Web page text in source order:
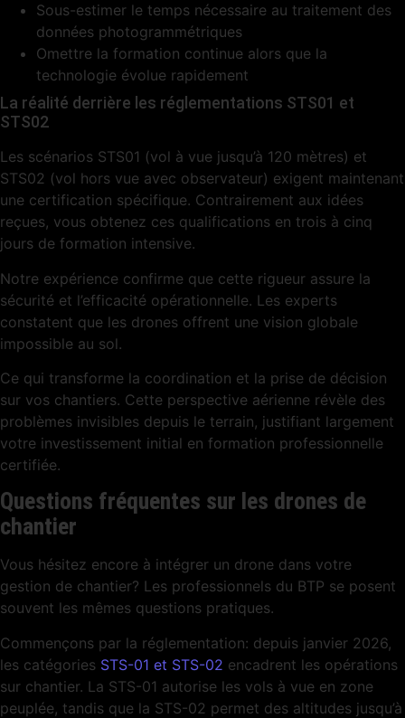
Sous-estimer le temps nécessaire au traitement des
données photogrammétriques
Omettre la formation continue alors que la
technologie évolue rapidement
La réalité derrière les réglementations STS01 et
STS02
Les scénarios STS01 (vol à vue jusqu’à 120 mètres) et
STS02 (vol hors vue avec observateur) exigent maintenant
une certification spécifique. Contrairement aux idées
reçues, vous obtenez ces qualifications en trois à cinq
jours de formation intensive.
Notre expérience confirme que cette rigueur assure la
sécurité et l’efficacité opérationnelle. Les experts
constatent que les drones offrent une vision globale
impossible au sol.
Ce qui transforme la coordination et la prise de décision
sur vos chantiers. Cette perspective aérienne révèle des
problèmes invisibles depuis le terrain, justifiant largement
votre investissement initial en formation professionnelle
certifiée.
Questions fréquentes sur les drones de
chantier
Vous hésitez encore à intégrer un drone dans votre
gestion de chantier? Les professionnels du BTP se posent
souvent les mêmes questions pratiques.
Commençons par la réglementation: depuis janvier 2026,
les catégories STS-01 et STS-02 encadrent les opérations
sur chantier. La STS-01 autorise les vols à vue en zone
peuplée, tandis que la STS-02 permet des altitudes jusqu’à